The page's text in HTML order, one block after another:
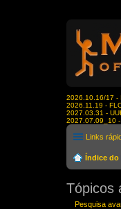
2026.10.16/17 -
2026.11.19 -
2027.03.31 -
2027.07.09_10 -
Links
Índice do
Tópicos
Pesquisa